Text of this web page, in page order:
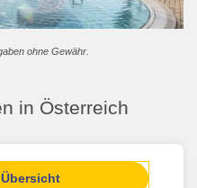
ohne Gewähr.
in Österreich